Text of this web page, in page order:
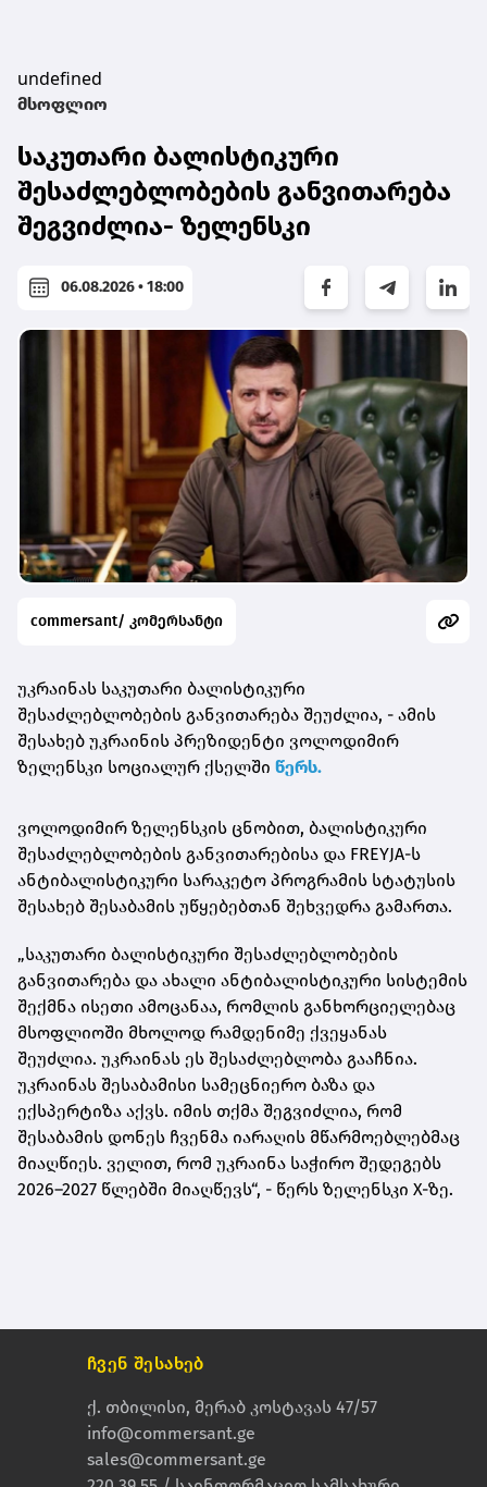
undefined
მსოფლიო
საკუთარი ბალისტიკური
შესაძლებლობების განვითარება
შეგვიძლია- ზელენსკი
06.08.2026 • 18:00
commersant/ კომერსანტი
უკრაინას საკუთარი ბალისტიკური
შესაძლებლობების განვითარება შეუძლია, - ამის
შესახებ უკრაინის პრეზიდენტი ვოლოდიმირ
ზელენსკი სოციალურ ქსელში წერს.
ვოლოდიმირ ზელენსკის ცნობით, ბალისტიკური
შესაძლებლობების განვითარებისა და FREYJA-ს
ანტიბალისტიკური სარაკეტო პროგრამის სტატუსის
შესახებ შესაბამის უწყებებთან შეხვედრა გამართა.
„საკუთარი ბალისტიკური შესაძლებლობების
განვითარება და ახალი ანტიბალისტიკური სისტემის
შექმნა ისეთი ამოცანაა, რომლის განხორციელებაც
მსოფლიოში მხოლოდ რამდენიმე ქვეყანას
შეუძლია. უკრაინას ეს შესაძლებლობა გააჩნია.
უკრაინას შესაბამისი სამეცნიერო ბაზა და
ექსპერტიზა აქვს. იმის თქმა შეგვიძლია, რომ
შესაბამის დონეს ჩვენმა იარაღის მწარმოებლებმაც
მიაღწიეს. ველით, რომ უკრაინა საჭირო შედეგებს
2026–2027 წლებში მიაღწევს“, - წერს ზელენსკი X-ზე.
ჩვენ შესახებ
ქ. თბილისი, მერაბ კოსტავას 47/57
info@commersant.ge
sales@commersant.ge